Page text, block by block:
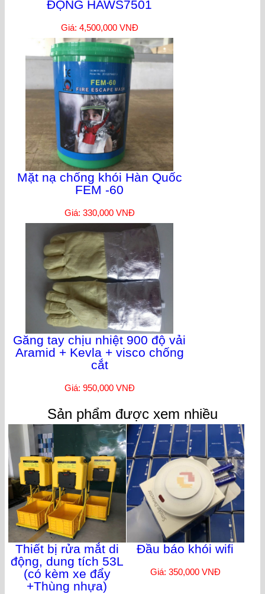
ĐỘNG HAWS7501
Giá: 4,500,000 VNĐ
Mặt nạ chống khói Hàn Quốc
FEM -60
Giá: 330,000 VNĐ
Găng tay chịu nhiệt 900 độ vải
Aramid + Kevla + visco chống
cắt
Giá: 950,000 VNĐ
Sản phẩm được xem nhiều
Thiết bị rửa mắt di
động, dung tích 53L
(có kèm xe đẩy
+Thùng nhựa)
Đầu báo khói wifi
Giá: 350,000 VNĐ